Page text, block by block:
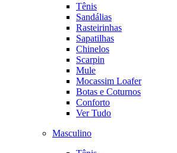
Tênis
Sandálias
Rasteirinhas
Sapatilhas
Chinelos
Scarpin
Mule
Mocassim Loafer
Botas e Coturnos
Conforto
Ver Tudo
Masculino